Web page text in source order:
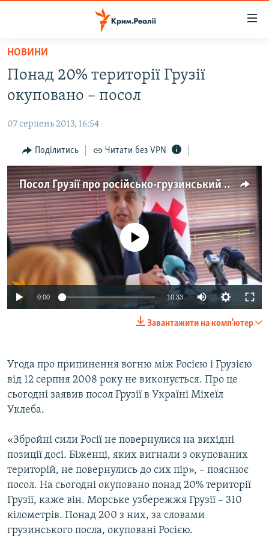
Перейти
основного
матеріалу
Перейти
до
навігації
Перейти
до
пошуку
ВОДА.КРИМ
ВІДЕО ТА ФОТО
ПОЛІТИКА
БЛОГИ
ПОГЛЯД
ІНТЕРВ'Ю
ВСЕ ЗА ДЕНЬ
СПЕЦПРОЕКТИ
ВІДЕОУРОКИ «ELIFBE»
СВІДЧЕННЯ ОКУПАЦІЇ
ЯК ОБІЙТИ БЛОКУВАННЯ
Русский
Qırımtatar
Усі сайти RFE/RL
НОВИНИ
Понад 20% території Грузії
окуповано – посол
07 серпень 2013, 16:54
Поділитись Читати без VPN
Посол Грузії про російсько-грузинський збройний конфлікт
No media source currently available
0:00 10:33
Завантажити на комп'ютер
Угода про припинення вогню між Росією і Грузією
від 12 серпня 2008 року не виконується. Про це
сьогодні заявив посол Грузії в Україні Міхеїл
Уклеба.
«Збройні сили Росії не повернулися на вихідні
позиції досі. Біженці, яких вигнали з окупованих
територій, не повернулись до сих пір», – пояснює
посол. На сьогодні окуповано понад 20% території
Грузії, каже він. Морське узбережжя Грузії – 310
кілометрів. Понад 200 з них, за словами
грузинського посла, окуповані Росією.